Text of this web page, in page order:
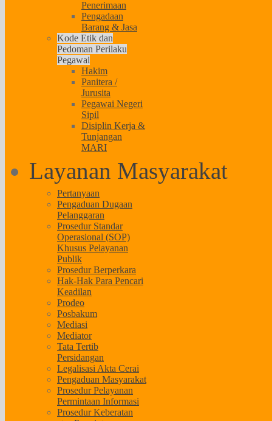
Penerimaan
Pengadaan
Barang & Jasa
Kode Etik dan
Pedoman Perilaku
Pegawai
Hakim
Panitera /
Jurusita
Pegawai Negeri
Sipil
Disiplin Kerja &
Tunjangan
MARI
Layanan Masyarakat
Pertanyaan
Pengaduan Dugaan
Pelanggaran
Prosedur Standar
Operasional (SOP)
Khusus Pelayanan
Publik
Prosedur Berperkara
Hak-Hak Para Pencari
Keadilan
Prodeo
Posbakum
Mediasi
Mediator
Tata Tertib
Persidangan
Legalisasi Akta Cerai
Pengaduan Masyarakat
Prosedur Pelayanan
Permintaan Informasi
Prosedur Keberatan